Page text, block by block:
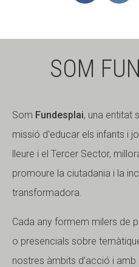
SOM
Som Fundesplai, una entitat
missió d'educar els infants i
lleure i el Tercer Sector,
promoure la ciutadania i la
transformadora.
Cada any formem milers de
o presencials sobre
nostres àmbits d’acció i
COL·LABORA
Treballa amb nosaltres
COL·LABORA
Treballa amb nosaltres